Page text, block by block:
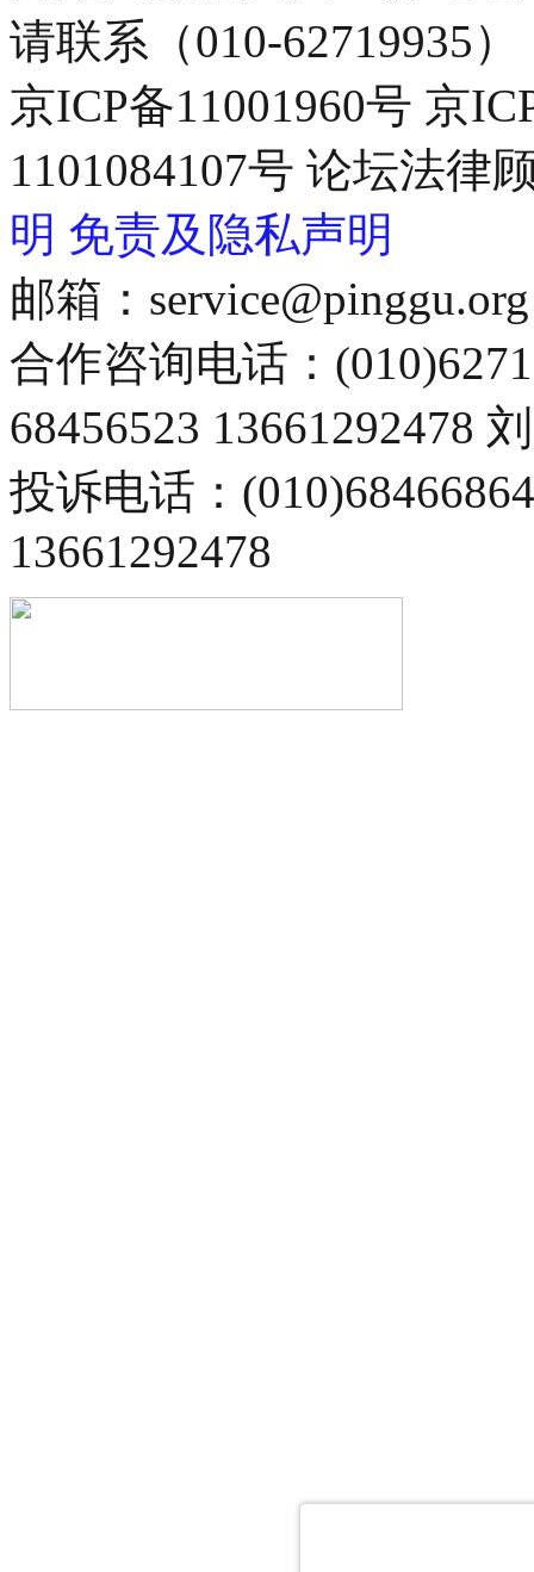
请联系（010-62719935）
京ICP备11001960号 京
1101084107号 论坛法律
明 免责及隐私声明
邮箱：service@pinggu.org
合作咨询电话：
68456523 13661292478
投诉电话：
13661292478